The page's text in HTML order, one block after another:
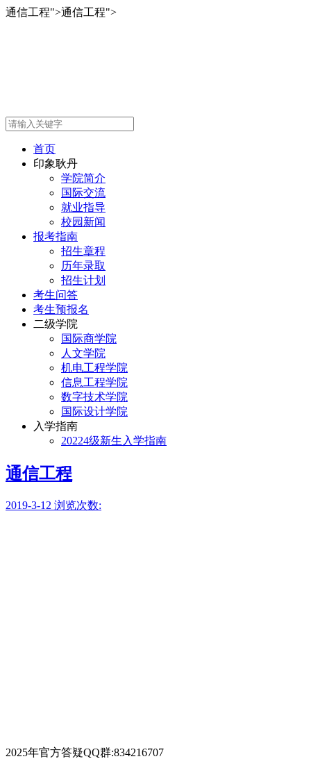
通信工程">通信工程">
首页
印象耿丹
学院简介
国际交流
就业指导
校园新闻
报考指南
招生章程
历年录取
招生计划
考生问答
考生预报名
二级学院
国际商学院
人文学院
机电工程学院
信息工程学院
数字技术学院
国际设计学院
入学指南
20224级新生入学指南
通信工程
2019-3-12 浏览次数:
2025年官方答疑QQ群:834216707